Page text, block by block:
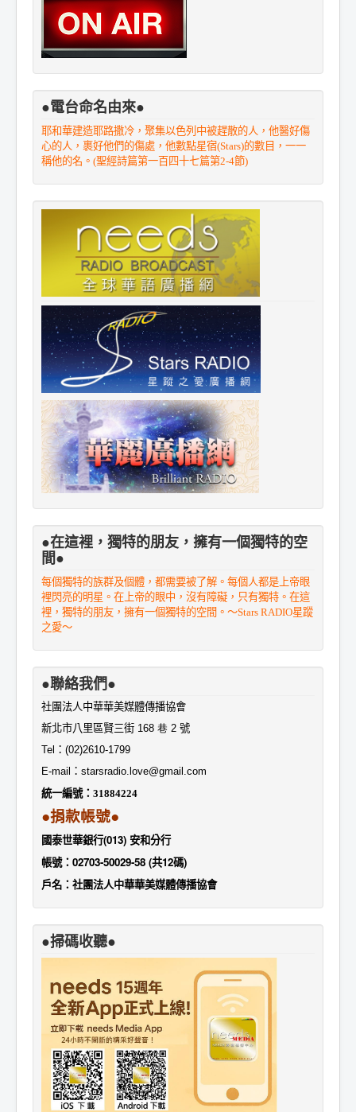
●電台命名由來●
耶和華建造耶路撒冷，聚集以色列中被趕散的人，他醫好傷
心的人，裹好他們的傷處，他數點星宿(Stars)的數目，一一
稱他的名。(聖經詩篇第一百四十七篇第2-4節)
●在這裡，獨特的朋友，擁有一個獨特的空
間●
每個獨特的族群及個體，都需要被了解。每個人都是上帝眼
裡閃亮的明星。在上帝的眼中，沒有障礙，只有獨特。在這
裡，獨特的朋友，擁有一個獨特的空間。～Stars RADIO星蹤
之愛～
●聯絡我們●
社團法人中華華美媒體傳播協會
新北市八里區賢三街 168 巷 2 號
Tel ： (02)2610-1799
E-mail ： starsradio.love@gmail.com
統一編號： 31884224
●捐款帳號●
國泰世華銀行(013) 安和分行
帳號：02703-50029-58 (共12碼)
戶名：社團法人中華華美媒體傳播協會
●掃碼收聽●